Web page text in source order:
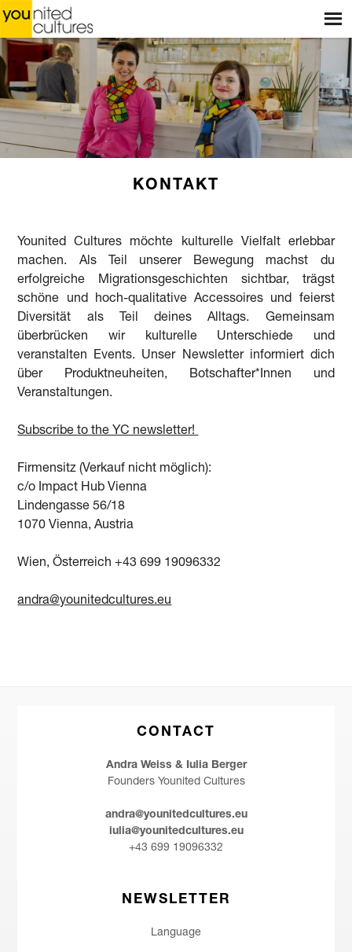
START
WEBSHOP
GESCHÄFTE
KONTAKT
KONTAKT
Younited Cultures möchte kulturelle Vielfalt erlebbar
machen. Als Teil unserer Bewegung machst du
erfolgreiche Migrationsgeschichten sichtbar, trägst
schöne und hoch-qualitative Accessoires und feierst
Diversität als Teil deines Alltags. Gemeinsam
überbrücken wir kulturelle Unterschiede und
veranstalten Events. Unser Newsletter informiert dich
über Produktneuheiten, Botschafter*Innen und
Veranstaltungen.
Subscribe to the YC newsletter!
Firmensitz (Verkauf nicht möglich):
c/o Impact Hub Vienna
Lindengasse 56/18
1070 Vienna, Austria
Wien, Österreich +43 699 19096332
andra@younitedcultures.eu
CONTACT
Andra Weiss & Iulia Berger
Founders Younited Cultures
andra@younitedcultures.eu
iulia@younitedcultures.eu
+43 699 19096332
NEWSLETTER
Language